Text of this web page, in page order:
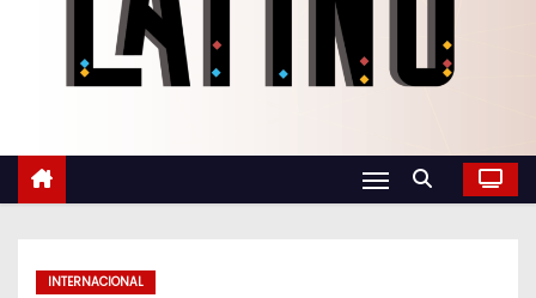
INTERNACIONAL